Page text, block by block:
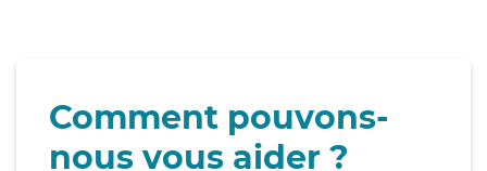
Comment pouvons-
nous vous aider ?